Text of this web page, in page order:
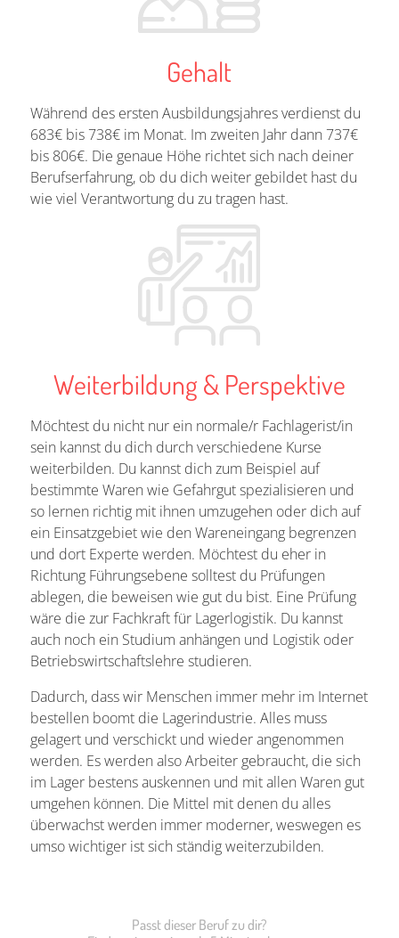
Gehalt
Während des ersten Ausbildungsjahres verdienst du
683€ bis 738€ im Monat. Im zweiten Jahr dann 737€
bis 806€. Die genaue Höhe richtet sich nach deiner
Berufserfahrung, ob du dich weiter gebildet hast du
wie viel Verantwortung du zu tragen hast.
Weiterbildung & Perspektive
Möchtest du nicht nur ein normale/r Fachlagerist/in
sein kannst du dich durch verschiedene Kurse
weiterbilden. Du kannst dich zum Beispiel auf
bestimmte Waren wie Gefahrgut spezialisieren und
so lernen richtig mit ihnen umzugehen oder dich auf
ein Einsatzgebiet wie den Wareneingang begrenzen
und dort Experte werden. Möchtest du eher in
Richtung Führungsebene solltest du Prüfungen
ablegen, die beweisen wie gut du bist. Eine Prüfung
wäre die zur Fachkraft für Lagerlogistik. Du kannst
auch noch ein Studium anhängen und Logistik oder
Betriebswirtschaftslehre studieren.
Dadurch, dass wir Menschen immer mehr im Internet
bestellen boomt die Lagerindustrie. Alles muss
gelagert und verschickt und wieder angenommen
werden. Es werden also Arbeiter gebraucht, die sich
im Lager bestens auskennen und mit allen Waren gut
umgehen können. Die Mittel mit denen du alles
überwachst werden immer moderner, weswegen es
umso wichtiger ist sich ständig weiterzubilden.
Passt dieser Beruf zu dir?